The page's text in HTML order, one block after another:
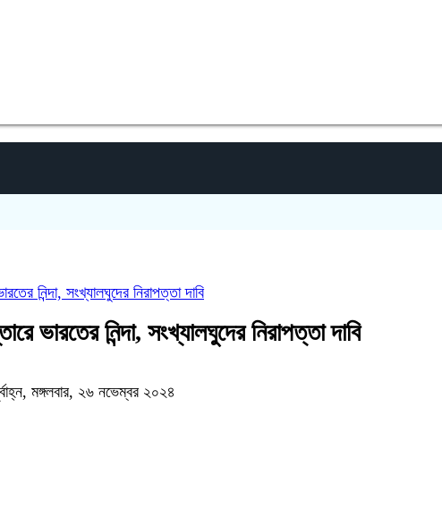
নিন্দা, সংখ্যালঘুদের নিরাপত্তা দাবি
ভারতের নিন্দা, সংখ্যালঘুদের নিরাপত্তা দাবি
মঙ্গলবার, ২৬ নভেম্বর ২০২৪